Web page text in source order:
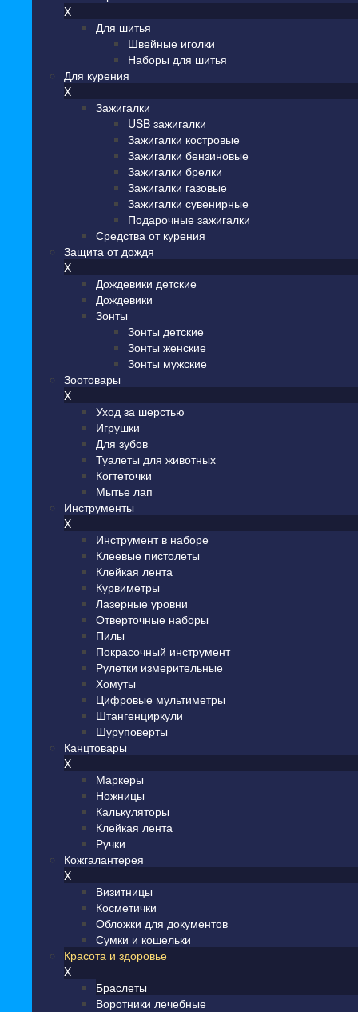
X
Для шитья
Швейные иголки
Наборы для шитья
Для курения
X
Зажигалки
USB зажигалки
Зажигалки костровые
Зажигалки бензиновые
Зажигалки брелки
Зажигалки газовые
Зажигалки сувенирные
Подарочные зажигалки
Средства от курения
Защита от дождя
X
Дождевики детские
Дождевики
Зонты
Зонты детские
Зонты женские
Зонты мужские
Зоотовары
X
Уход за шерстью
Игрушки
Для зубов
Туалеты для животных
Когтеточки
Мытье лап
Инструменты
X
Инструмент в наборе
Клеевые пистолеты
Клейкая лента
Курвиметры
Лазерные уровни
Отверточные наборы
Пилы
Покрасочный инструмент
Рулетки измерительные
Хомуты
Цифровые мультиметры
Штангенциркули
Шуруповерты
Канцтовары
X
Маркеры
Ножницы
Калькуляторы
Клейкая лента
Ручки
Кожгалантерея
X
Визитницы
Косметички
Обложки для документов
Сумки и кошельки
Красота и здоровье
X
Браслеты
Воротники лечебные